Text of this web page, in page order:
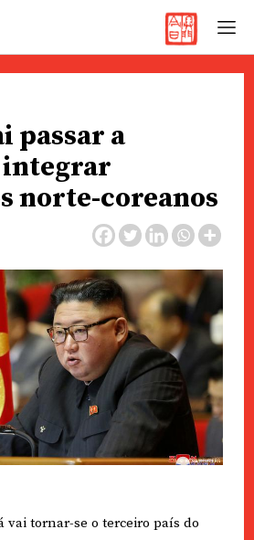
passar a
integrar
norte-coreanos
vai tornar-se o terceiro país do